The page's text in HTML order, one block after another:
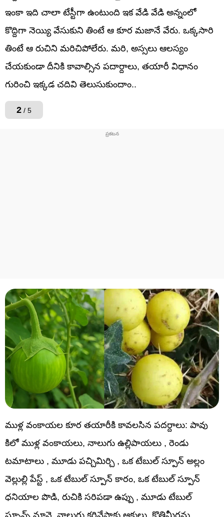
ఇంకా ఇది చాలా టేస్టీగా ఉంటుంది ఇక వేడి వేడి అన్నంలో
కొద్దిగా నెయ్యి వేసుకుని తింటే ఆ కూర మజానే వేరు. ఒక్కసారి
తింటే ఆ రుచిని మరిచిపోలేరు. మరి, అస్సలు ఆలస్యం
చేయకుండా దీనికి కావాల్సిన పదార్దాలు, తయారీ విధానం
గురించి ఇక్కడ చదివి తెలుసుకుందాం..
2 / 5
ముళ్ల వంకాయల కూర తయారీకి కావలసిన పదర్దాలు: పావు
కిలో ముళ్ల వంకాయలు, నాలుగు ఉల్లిపాయలు , రెండు
టమాటాలు , మూడు పచ్చిమిర్చి , ఒక టేబుల్ స్పూన్ అల్లం
వెల్లుల్లి పేస్ట్ , ఒక టేబుల్ స్పూన్ కారం, ఒక టేబుల్ స్పూన్
ధనియాల పొడి, రుచికి సరిపడా ఉప్పు , మూడు టేబుల్